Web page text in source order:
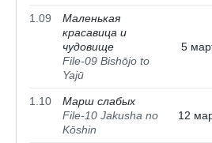
1.09
Маленькая
красавица и
чудовище
File-09 Bishōjo to
Yajū
5
1.10
Марш слабых
File-10 Jakusha no
Kōshin
12